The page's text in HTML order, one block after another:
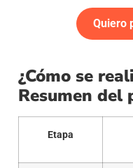
Quiero
¿Cómo se
Resumen del
Etapa